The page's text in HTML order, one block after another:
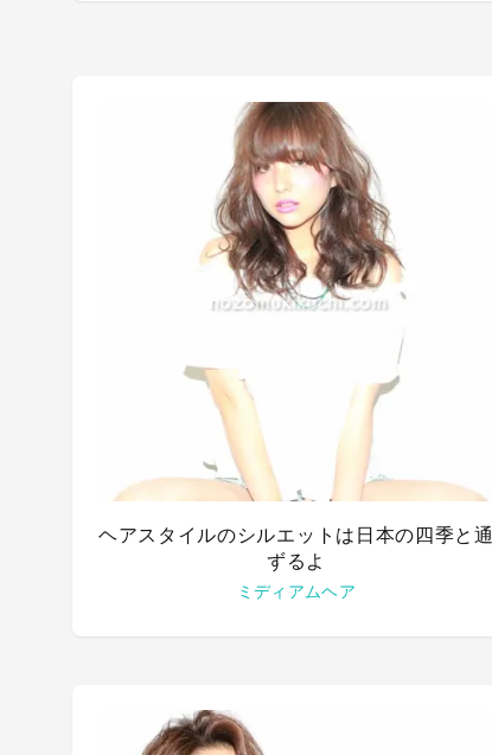
ヘアスタイルのシルエットは日本の四季と通
ずるよ
ミディアムヘア